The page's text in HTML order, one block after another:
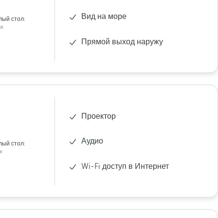
стол:
Вид на море
Прямой выход наружу
стол:
Проектор
Аудио
Wi-Fi доступ в Интернет